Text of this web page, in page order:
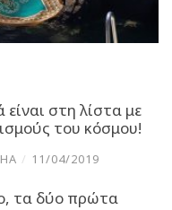
στη λίστα με
του κόσμου!
/ 11/04/2019
τα δύο πρώτα